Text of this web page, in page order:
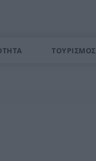
ΤΟΥΡΙΣΜΟΣ